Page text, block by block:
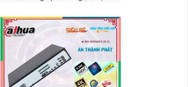
tinh tế, Đầu Ghi 32 kênh AHD CVI TVI
BCS là lựa chọn hoàn hảo cho hệ
thống giám sát